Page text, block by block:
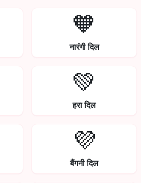
🧡
नारंगी दिल
💚
हरा दिल
💜
बैंगनी दिल